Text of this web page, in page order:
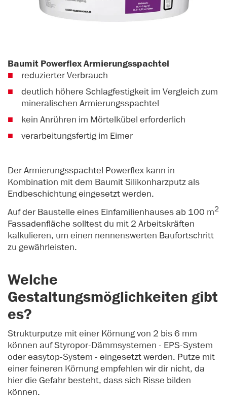
Baumit Powerflex Armierungsspachtel
reduzierter Verbrauch
deutlich höhere Schlagfestigkeit im Vergleich zum
mineralischen Armierungsspachtel
kein Anrühren im Mörtelkübel erforderlich
verarbeitungsfertig im Eimer
Der Armierungsspachtel Powerflex kann in
Kombination mit dem Baumit Silikonharzputz als
Endbeschichtung eingesetzt werden.
Auf der Baustelle eines Einfamilienhauses ab 100 m2
Fassadenfläche solltest du mit 2 Arbeitskräften
kalkulieren, um einen nennenswerten Baufortschritt
zu gewährleisten.
Welche
Gestaltungsmöglichkeiten gibt
es?
Strukturputze mit einer Körnung von 2 bis 6 mm
können auf Styropor-Dämmsystemen - EPS-System
oder easytop-System - eingesetzt werden. Putze mit
einer feineren Körnung empfehlen wir dir nicht, da
hier die Gefahr besteht, dass sich Risse bilden
können.